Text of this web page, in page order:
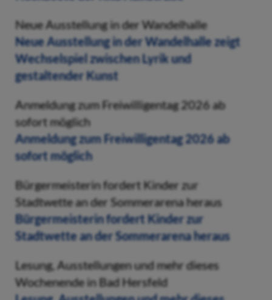
Neue Ausstellung in der Wandelhalle
Neue Ausstellung in der Wandelhalle zeigt
Wechselspiel zwischen Lyrik und
gestaltender Kunst
Anmeldung zum Freiwilligentag 2026 ab
sofort möglich
Anmeldung zum Freiwilligentag 2026 ab
sofort möglich
Bürgermeisterin fordert Kinder zur
Stadtwette an der Sommerarena heraus
Bürgermeisterin fordert Kinder zur
Stadtwette an der Sommerarena heraus
Lesung, Ausstellungen und mehr dieses
Wochenende in Bad Hersfeld